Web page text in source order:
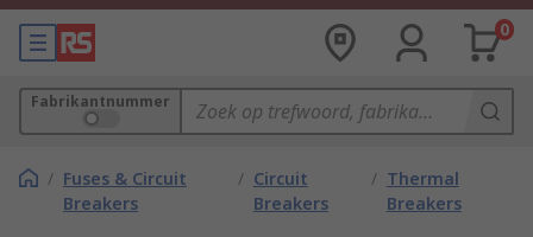
0
Fabrikantnummer
/ Fuses & Circuit
Breakers
/ Circuit
Breakers
/ Thermal
Breakers